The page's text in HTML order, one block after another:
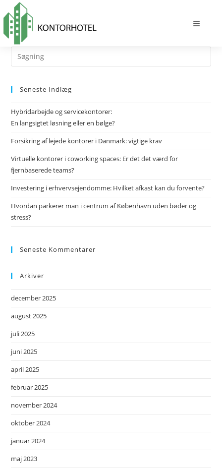
to
content
Seneste Indlæg
Hybridarbejde og servicekontorer:
En langsigtet løsning eller en bølge?
Forsikring af lejede kontorer i Danmark: vigtige krav
Virtuelle kontorer i coworking spaces: Er det det værd for
fjernbaserede teams?
Investering i erhvervsejendomme: Hvilket afkast kan du forvente?
Hvordan parkerer man i centrum af København uden bøder og
stress?
Seneste Kommentarer
Arkiver
december 2025
august 2025
juli 2025
juni 2025
april 2025
februar 2025
november 2024
oktober 2024
januar 2024
maj 2023